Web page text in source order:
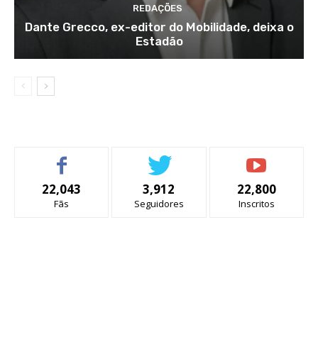
REDAÇÕES
Dante Grecco, ex-editor do Mobilidade, deixa o
Estadão
22,043
Fãs
3,912
Seguidores
22,800
Inscritos